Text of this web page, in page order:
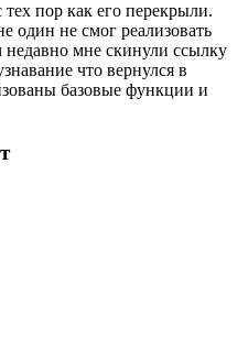
пор как его перекрыли.
один не смог реализовать
мне скинули ссылку
что вернулся в
базовые функции и